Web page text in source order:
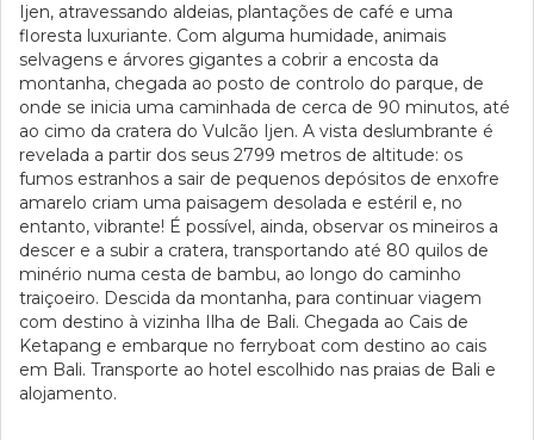
Ijen, atravessando aldeias, plantações de café e uma
floresta luxuriante. Com alguma humidade, animais
selvagens e árvores gigantes a cobrir a encosta da
montanha, chegada ao posto de controlo do parque, de
onde se inicia uma caminhada de cerca de 90 minutos, até
ao cimo da cratera do Vulcão Ijen. A vista deslumbrante é
revelada a partir dos seus 2799 metros de altitude: os
fumos estranhos a sair de pequenos depósitos de enxofre
amarelo criam uma paisagem desolada e estéril e, no
entanto, vibrante! É possível, ainda, observar os mineiros a
descer e a subir a cratera, transportando até 80 quilos de
minério numa cesta de bambu, ao longo do caminho
traiçoeiro. Descida da montanha, para continuar viagem
com destino à vizinha Ilha de Bali. Chegada ao Cais de
Ketapang e embarque no ferryboat com destino ao cais
em Bali. Transporte ao hotel escolhido nas praias de Bali e
alojamento.